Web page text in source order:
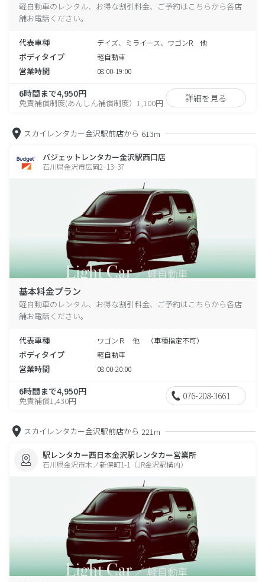
軽自動車のレンタル、お得な割引料金、ご予約はこちらから各店
舗お電話ください。
代表車種 デイズ、ミライース、ワゴンR 他
ボディタイプ 軽自動車
営業時間 08:00-19:00
6時間まで4,950円
免責補償制度(あんしん補償制度）1,100円 詳細を見る
スカイレンタカー金沢駅前店から 613m
バジェットレンタカー金沢駅西口店
石川県金沢市広岡2−13−37
基本料金プラン
軽自動車のレンタル、お得な割引料金、ご予約はこちらから各店
舗お電話ください。
代表車種 ワゴンＲ 他 （車種指定不可）
ボディタイプ 軽自動車
営業時間 08:00-20:00
6時間まで4,950円
免責補償1,430円 076-208-3661
スカイレンタカー金沢駅前店から 221m
駅レンタカー西日本金沢駅レンタカー営業所
石川県金沢市木ノ新保町1-1（JR金沢駅構内）